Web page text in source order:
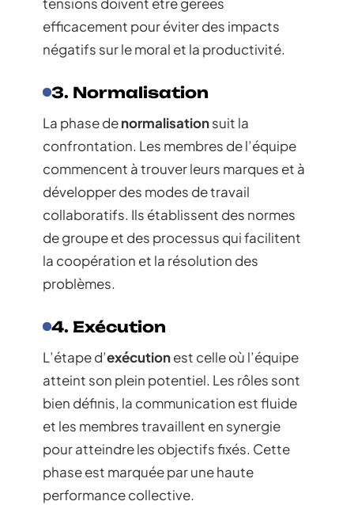
efficacement pour éviter des impacts
négatifs sur le moral et la productivité.
3. Normalisation
La phase denormalisationsuit la
confrontation. Les membres de l’équipe
commencent à trouver leurs marques et à
développer des modes de travail
collaboratifs. Ils établissent des normes
de groupe et des processus qui facilitent
la coopération et la résolution des
problèmes.
4. Exécution
L’étape d’exécutionest celle où l’équipe
atteint son plein potentiel. Les rôles sont
bien définis, la communication est fluide
et les membres travaillent en synergie
pour atteindre les objectifs fixés. Cette
phase est marquée par une haute
performance collective.